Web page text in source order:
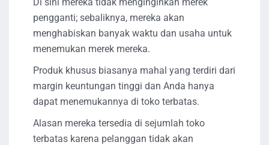
pengganti; sebaliknya, mereka akan
menghabiskan banyak waktu dan usaha untuk
menemukan merek mereka.
Produk khusus biasanya mahal yang terdiri dari
margin keuntungan tinggi dan Anda hanya
dapat menemukannya di toko terbatas.
Alasan mereka tersedia di sejumlah toko
terbatas karena pelanggan tidak akan